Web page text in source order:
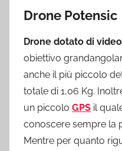
Drone Potensic
Drone dotato di
obiettivo
anche il più piccolo
totale di 1,06 Kg.
un piccolo GPS il
conoscere sempre la
Mentre per quanto